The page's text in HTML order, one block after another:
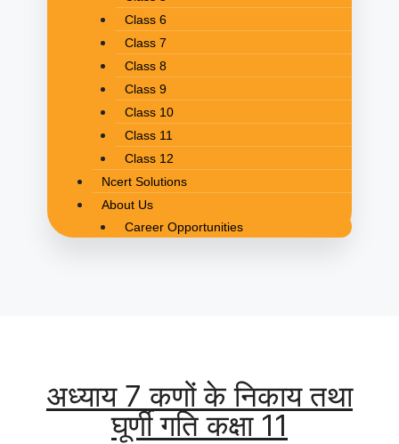
Class 6
Class 7
Class 8
Class 9
Class 10
Class 11
Class 12
Ncert Solutions
About Us
Career Opportunities
अध्याय 7 कणों के निकाय तथा
घूर्णी गति कक्षा 11